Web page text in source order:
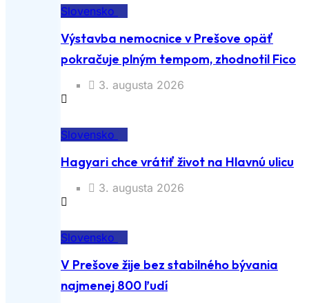
Slovensko
Výstavba nemocnice v Prešove opäť
pokračuje plným tempom, zhodnotil Fico
3. augusta 2026
Slovensko
Hagyari chce vrátiť život na Hlavnú ulicu
3. augusta 2026
Slovensko
V Prešove žije bez stabilného bývania
najmenej 800 ľudí